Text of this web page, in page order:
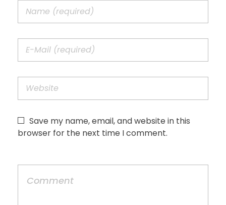
Save my name, email, and website in this
browser for the next time I comment.